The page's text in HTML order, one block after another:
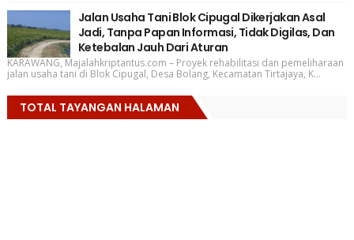
Jalan Usaha Tani Blok Cipugal Dikerjakan Asal
Jadi, Tanpa Papan Informasi, Tidak Digilas, Dan
Ketebalan Jauh Dari Aturan
KARAWANG, Majalahkriptantus.com – Proyek rehabilitasi dan pemeliharaan
jalan usaha tani di Blok Cipugal, Desa Bolang, Kecamatan Tirtajaya, K...
TOTAL TAYANGAN HALAMAN